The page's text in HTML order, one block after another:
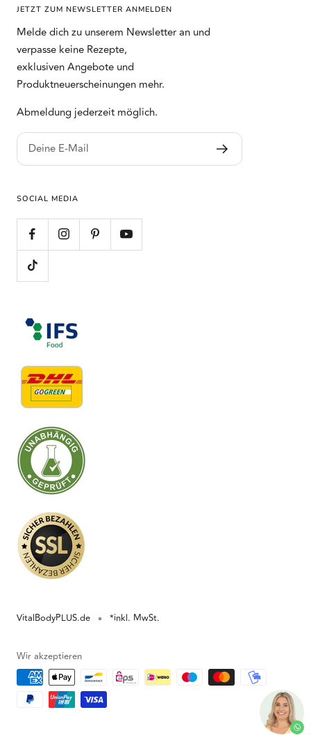
JETZT ZUM NEWSLETTER ANMELDEN
Melde dich zu unserem Newsletter an und
verpasse keine Rezepte,
exklusiven Angebote und
Produktneuerscheinungen mehr.
Abmeldung jederzeit möglich.
Deine E-Mail
SOCIAL MEDIA
VitalBodyPLUS.de *inkl. MwSt.
Wir akzeptieren